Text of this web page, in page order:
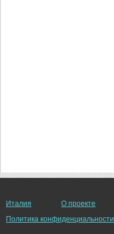
Италия О проекте
Политика конфиденциальности